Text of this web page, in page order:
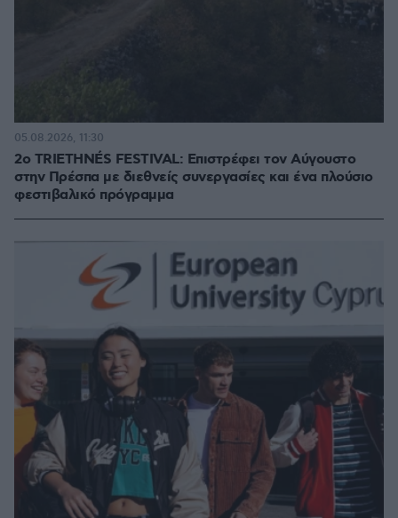
2ο TRIETHNÉS FESTIVAL: Επιστρέφει τον Αύγουστο
στην Πρέσπα με διεθνείς συνεργασίες και ένα πλούσιο
φεστιβαλικό πρόγραμμα
05.08.2026, 11:30